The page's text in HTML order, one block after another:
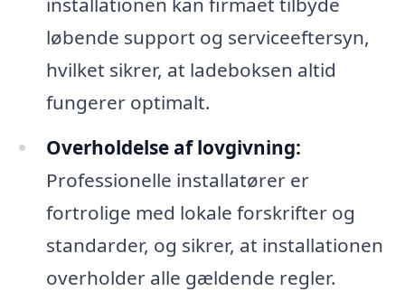
løbende support og serviceeftersyn,
hvilket sikrer, at ladeboksen altid
fungerer optimalt.
Overholdelse af lovgivning:
Professionelle installatører er
fortrolige med lokale forskrifter og
standarder, og sikrer, at installationen
overholder alle gældende regler.